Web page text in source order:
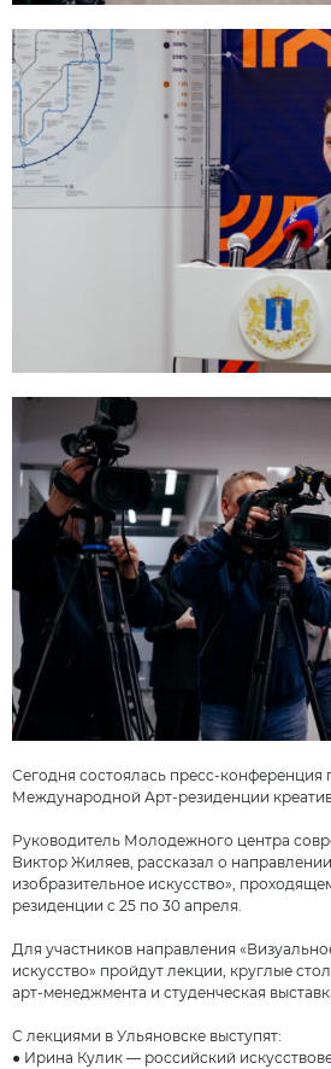
Сегодня состоялась пресс-конференция
Международной Арт-резиденции
Руководитель Молодежного центра
Виктор Жиляев, рассказал о
изобразительное искусство»,
резиденции с 25 по 30 апреля.
Для участников направления
искусство» пройдут лекции, круглые
арт-менеджмента и студенческая
С лекциями в Ульяновске выступят:
● Ирина Кулик — российский